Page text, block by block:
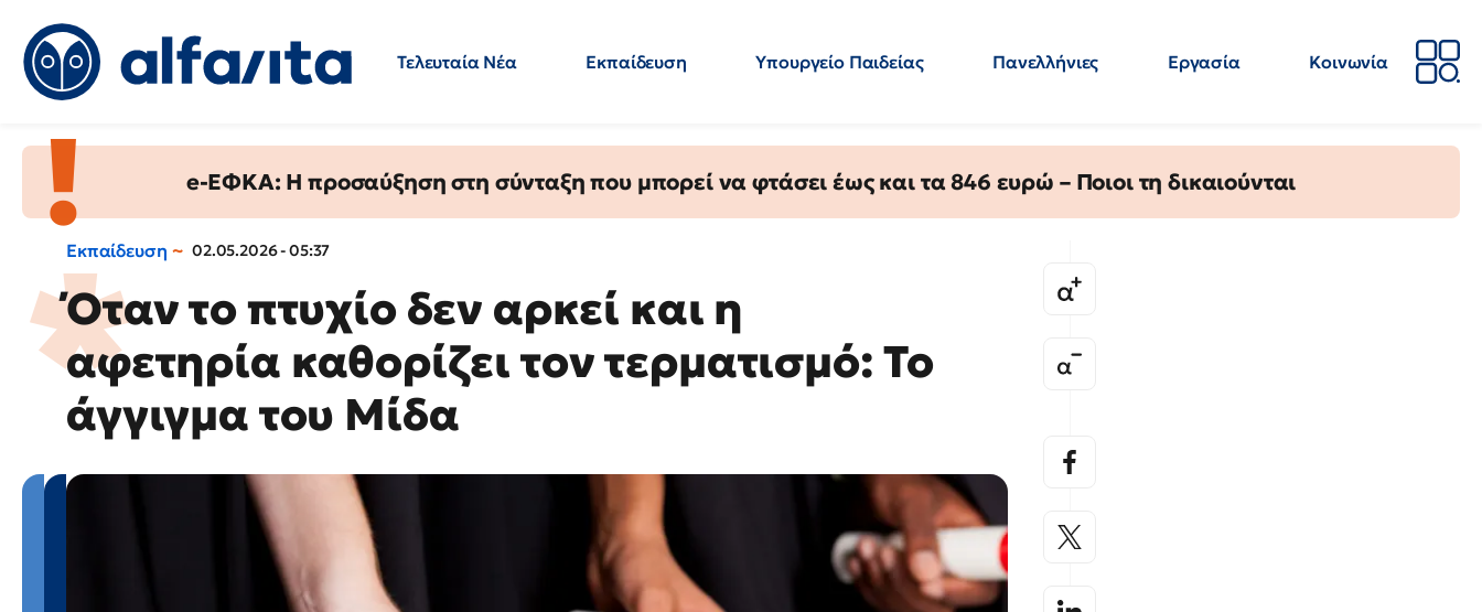
Τελευταία Νέα Εκπαίδευση Υπουργείο Παιδείας Πανελλήνιες Εργασία
Κοινωνία
e-ΕΦΚΑ: Η προσαύξηση στη σύνταξη που μπορεί να φτάσει έως και τα 846 ευρώ – Ποιοι τη δικαιούνται
Εκπαίδευση 02.05.2026 - 05:37
Όταν το πτυχίο δεν αρκεί και η
αφετηρία καθορίζει τον τερματισμό: Το
άγγιγμα του Μίδα